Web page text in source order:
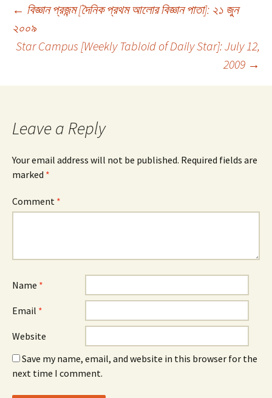
Post
navigation
← বিজ্ঞান প্রজন্ম [দৈনিক প্রথম আলোর বিজ্ঞান পাতা]: ২১ জুন
২০০৯
Star Campus [Weekly Tabloid of Daily Star]: July 12,
2009 →
Leave a Reply
Your email address will not be published. Required fields are
marked *
Comment *
Name *
Email *
Website
Save my name, email, and website in this browser for the
next time I comment.